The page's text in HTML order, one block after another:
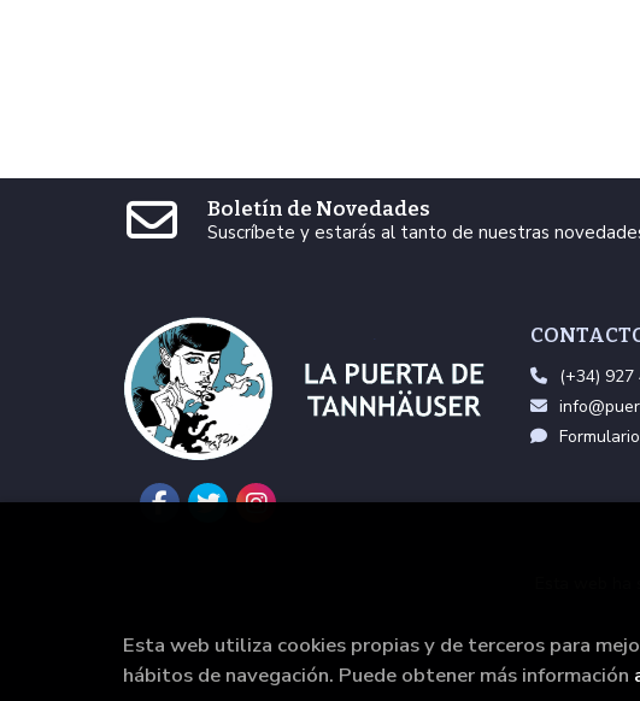
Boletín de Novedades
Suscríbete y estarás al tanto de nuestras
(+34) 927
Esta web utiliza cookies propias y de terceros para
hábitos de navegación. Puede obtener más información